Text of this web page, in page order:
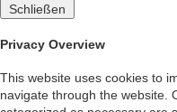
Schließen
Privacy Overview
This website uses cookies to
navigate through the website.